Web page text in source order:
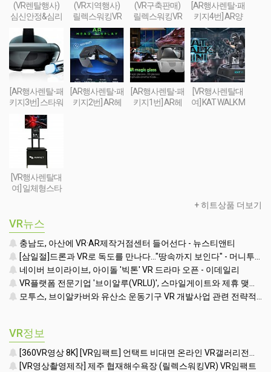
(VR렌탈행사)
심신안정&심리
치료&휴식 VR
세트 패키지
(VR지역행사)
릴렉스워킹VR
세트-Relax Walki
ng VR SET
(VR구축판매)
릴렉스워킹VR
세트-Relax Walki
ng VR SET (선착
순 100대 / 2019
년 10월까지 한
정 할인판매)
[AR행사렌탈-패
키지4번] AR양
궁게임 또는 슈
팅건 + 스마트폰
+ AR콘텐츠세
팅
[AR행사렌탈-패
키지3번] 스타워
즈 제다이 챌린
지 AR풀세트(제
다이검 + 센서 +
AR헤드셋 + 스
마트폰) + AR콘
텐츠세팅
[AR행사렌탈-패
키지2번] AR헤
[AR행사렌탈-패
키지1번] AR헤
[VR행사렌탈대
여] KAT WALK M
[VR행사렌탈대
여] 일체형스타
32인치형)
+ 히트상품 더보기
VR뉴스
충남도, 아산에 VR·AR제작거점센터 들어선다 - 뉴스티앤티
[삼일절]드론과 VR로 독도를 만나다…"땅속까지 보인다" - 머니투데이
네이버 브이라이브, 아이돌 '빅톤' VR 드라마 오픈 - 이데일리
VR플랫폼 전문기업 '브이알루(VRLU)', 스마일게이트와 제휴 맺고 '꿀잼' VR게임 쏟아낸다 - 인사이트
모투스, 브이알카버와 유산소 운동기구 VR 개발사업 관련 전략적 제휴 맺어 - 매일경제 - 매일경제
VR정보
[360VR영상 8K] [VR임팩트] 언택트 비대면 온라인 VR갤러리전시회(앱제작,VR사이버투어제작,VR컨텐츠제작) (언택트 ONLINE VR GALLERY)
[VR영상촬영제작] 제주 협재해수욕장 (릴렉스워킹VR) VR임팩트